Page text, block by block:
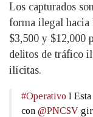
Los capturados
forma ilegal hacia
$3,500 y $12,000
delitos de tráfico
ilícitas.
#Operativo I Esta
con @PNCSV